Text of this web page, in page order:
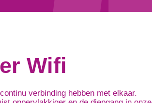
Wifi
verbinding hebben met elkaar.